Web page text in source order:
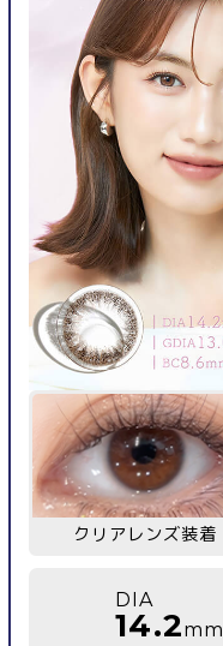
クリアレンズ装着
DIA
14.2mm